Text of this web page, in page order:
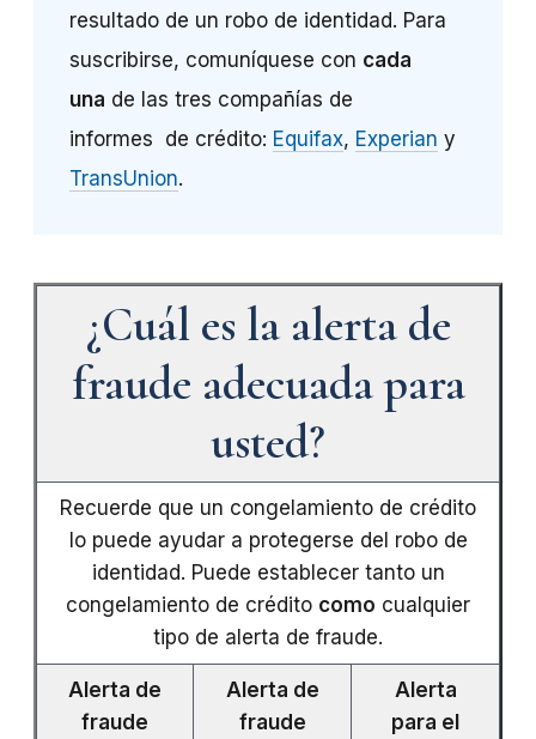
resultado de un robo de identidad. Para
suscribirse, comuníquese con cada
una de las tres compañías de
informes de crédito: Equifax, Experian y
TransUnion.
¿Cuál es la alerta de
fraude adecuada para
usted?
Recuerde que un congelamiento de crédito
lo puede ayudar a protegerse del robo de
identidad. Puede establecer tanto un
congelamiento de crédito como cualquier
tipo de alerta de fraude.
Alerta de
fraude
Alerta de
fraude
Alerta
para el